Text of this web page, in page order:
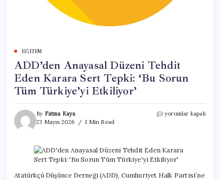
EĞITIM
ADD’den Anayasal Düzeni Tehdit
Eden Karara Sert Tepki: ‘Bu Sorun
Tüm Türkiye’yi Etkiliyor’
By Fatma Kaya
23 Mayıs 2026
1 Min Read
ADD’den
Eden
Sert
Tepki:
yorumlar kapalı
Atatürkçü Düşünce Derneği (ADD), Cumhuriyet Halk Partisi’ne